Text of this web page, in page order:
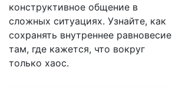
конструктивное общение в
сложных ситуациях. Узнайте, как
сохранять внутреннее равновесие
там, где кажется, что вокруг
только хаос.